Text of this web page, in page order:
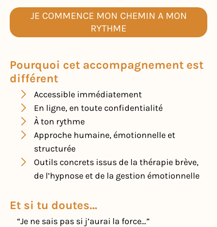
JE COMMENCE MON CHEMIN A MON
RYTHME
Pourquoi cet accompagnement est
différent
Accessible immédiatement
En ligne, en toute confidentialité
À ton rythme
Approche humaine, émotionnelle et
structurée
Outils concrets issus de la thérapie brève,
de l’hypnose et de la gestion émotionnelle
Et si tu doutes…
“Je ne sais pas si j’aurai la force…”